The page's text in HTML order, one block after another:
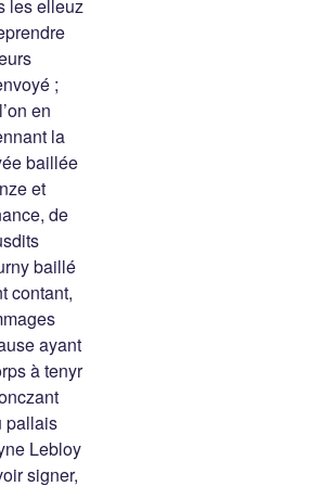
les elleuz
;
en
la
baillée
et
de
baillé
contant,
ayant
à tenyr
pallais
Lebloy
signer,